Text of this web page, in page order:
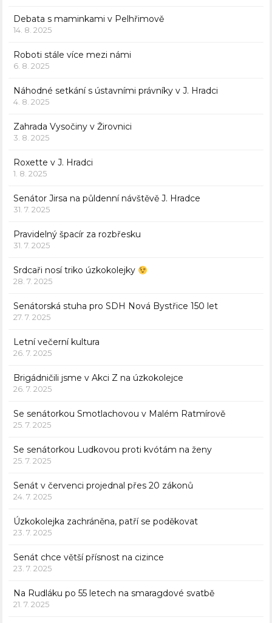
Debata s maminkami v Pelhřimově
14. 8. 2025
Roboti stále více mezi námi
6. 8. 2025
Náhodné setkání s ústavními právníky v J. Hradci
4. 8. 2025
Zahrada Vysočiny v Žirovnici
3. 8. 2025
Roxette v J. Hradci
1. 8. 2025
Senátor Jirsa na půldenní návštěvě J. Hradce
31. 7. 2025
Pravidelný špacír za rozbřesku
31. 7. 2025
Srdcaři nosí triko úzkokolejky
28. 7. 2025
Senátorská stuha pro SDH Nová Bystřice 150 let
27. 7. 2025
Letní večerní kultura
26. 7. 2025
Brigádničili jsme v Akci Z na úzkokolejce
26. 7. 2025
Se senátorkou Smotlachovou v Malém Ratmírově
25. 7. 2025
Se senátorkou Ludkovou proti kvótám na ženy
25. 7. 2025
Senát v červenci projednal přes 20 zákonů
24. 7. 2025
Úzkokolejka zachráněna, patří se poděkovat
23. 7. 2025
Senát chce větší přísnost na cizince
23. 7. 2025
Na Rudláku po 55 letech na smaragdové svatbě
21. 7. 2025